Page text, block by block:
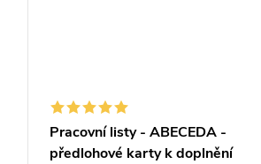
Pracovní listy - ABECEDA -
předlohové karty k doplnění